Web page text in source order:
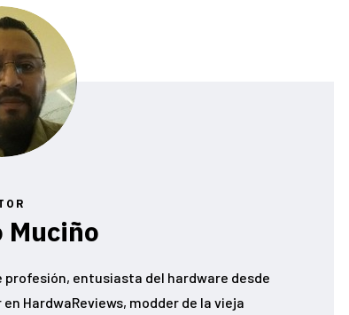
profesión, entusiasta del hardware desde
HardwaReviews, modder de la vieja